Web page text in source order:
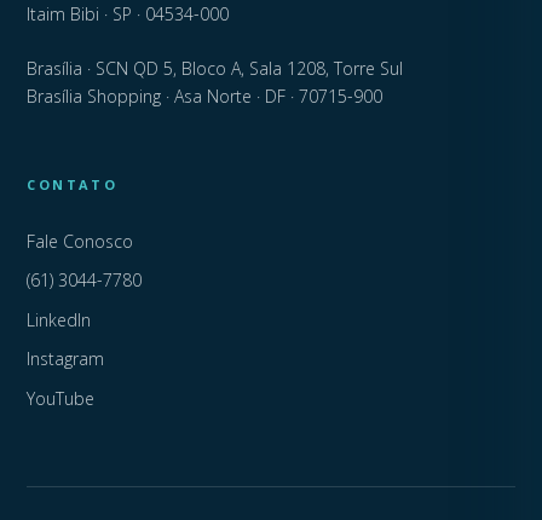
Itaim Bibi · SP · 04534-000
Brasília · SCN QD 5, Bloco A, Sala 1208, Torre Sul
Brasília Shopping · Asa Norte · DF · 70715-900
CONTATO
Fale Conosco
(61) 3044-7780
LinkedIn
Instagram
YouTube